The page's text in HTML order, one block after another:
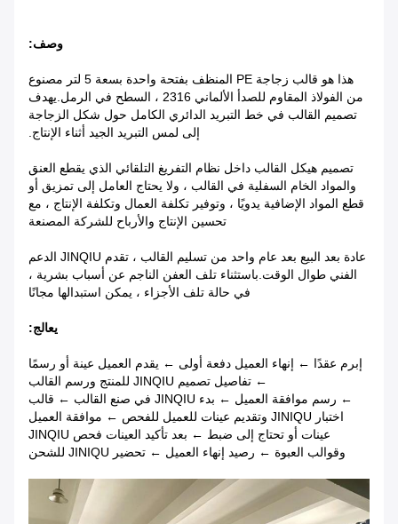
وصف:
هذا هو قالب زجاجة PE المنظف بفتحة واحدة بسعة 5 لتر مصنوع
من الفولاذ المقاوم للصدأ الألماني 2316 ، السطح في الرمل.يهدف
تصميم القالب في خط التبريد الدائري الكامل حول شكل الزجاجة
إلى لمس التبريد الجيد أثناء الإنتاج.
تصميم هيكل القالب داخل نظام التفريغ التلقائي الذي يقطع العنق
والمواد الخام السفلية في القالب ، ولا يحتاج العامل إلى تمزيق أو
قطع المواد الإضافية يدويًا ، وتوفير تكلفة العمال وتكلفة الإنتاج ، مع
تحسين الإنتاج والأرباح للشركة المصنعة
عادة بعد البيع بعد عام واحد من تسليم القالب ، تقدم JINQIU الدعم
الفني طوال الوقت.باستثناء تلف العفن الناجم عن أسباب بشرية ،
في حالة تلف الأجزاء ، يمكن استبدالها مجانًا
يعالج:
إبرم عقدًا ← إنهاء العميل دفعة أولى ← يقدم العميل عينة أو رسمًا
← تفاصيل تصميم JINQIU للمنتج ورسم القالب
← رسم موافقة العميل ← بدء JINQIU في صنع القالب ← قالب
اختبار JINIQU وتقديم عينات للعميل للفحص ← موافقة العميل
عينات أو تحتاج إلى ضبط ← بعد تأكيد العينات فحص JINQIU
وقوالب العبوة ← رصيد إنهاء العميل ← تحضير JINIQU للشحن